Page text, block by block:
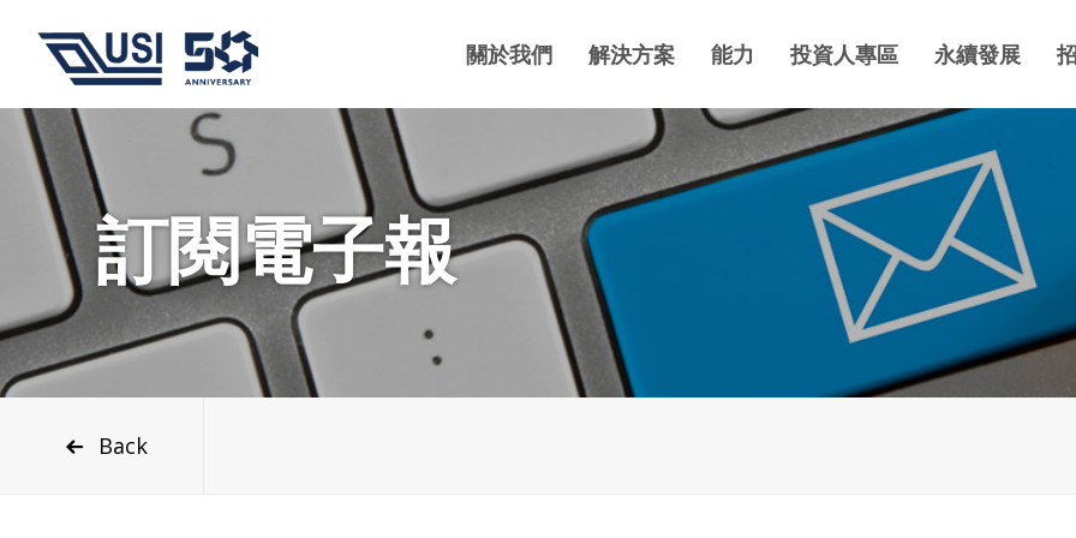
關於我們 解決方案 能力 投資人專區 永續發展
訂閱電子報
Back